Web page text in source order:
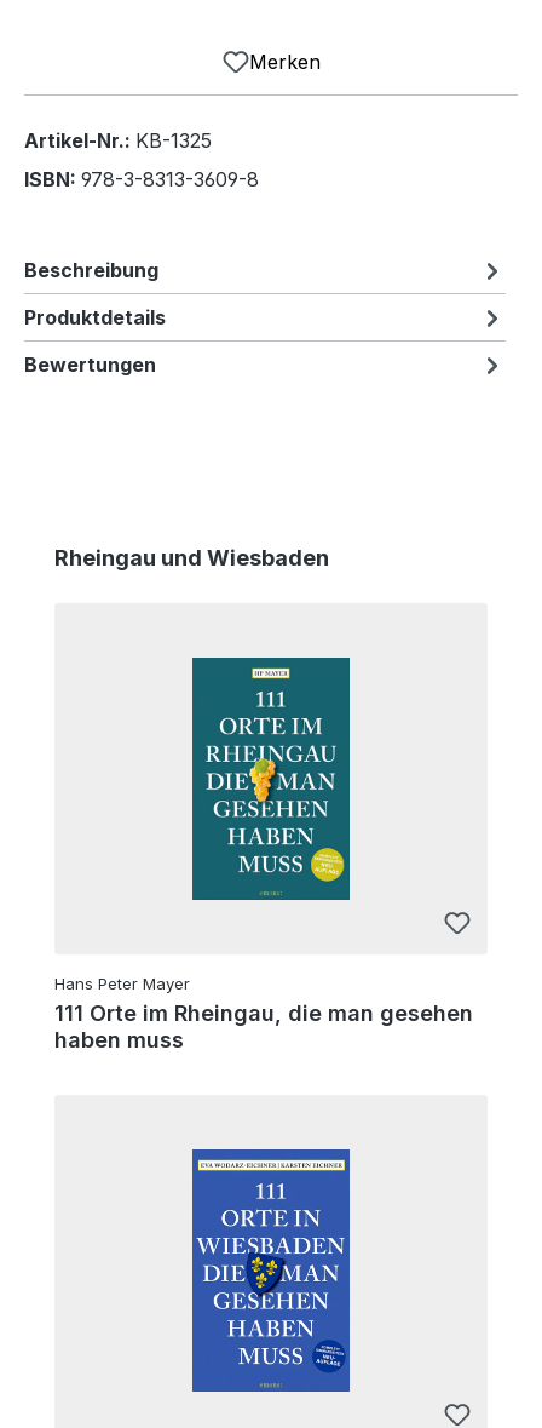
Merken
Artikel-Nr.: KB-1325
ISBN: 978-3-8313-3609-8
Beschreibung
Produktdetails
Bewertungen
Produktgalerie überspringen
Rheingau und Wiesbaden
Hans Peter Mayer
111 Orte im Rheingau, die man gesehen
haben muss